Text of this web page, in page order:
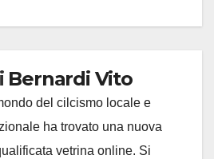
Bernardi Vito
del cilcismo locale e
ha trovato una nuova
vetrina online. Si